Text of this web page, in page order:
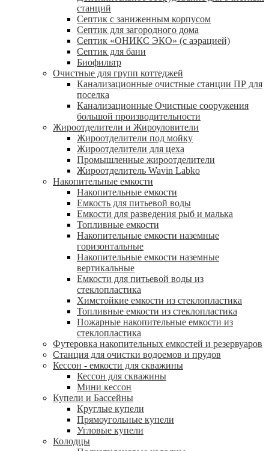
станций
Септик с заниженным корпусом
Септик для загородного дома
Септик «ОНИКС ЭКО» (с аэрацией)
Септик для бани
Биофильтр
Очистные для групп коттеджей
Канализационные очистные станции ПР для
поселка
Канализационные Очистные сооружения
большой производительности
Жироотделители и Жироуловители
Жироотделители под мойку
Жироотделители для цеха
Промышленные жироотделители
Жироотделитель Wavin Labko
Накопительные емкости
Накопительные емкости
Емкость для питьевой воды
Емкости для разведения рыб и малька
Топливные емкости
Накопительные емкости наземные
горизонтальные
Накопительные емкости наземные
вертикальные
Емкости для питьевой воды из
стеклопластика
Химстойкие емкости из стеклопластика
Топливные емкости из стеклопластика
Пожарные накопительные емкости из
стеклопластика
Футеровка накопительных емкостей и резервуаров
Станция для очистки водоемов и прудов
Кессон - емкости для скважины
Кессон для скважины
Мини кессон
Купели и Бассейны
Круглые купели
Прямоугольные купели
Угловые купели
Колодцы